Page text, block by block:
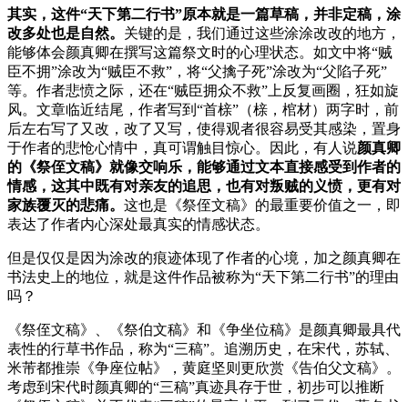
其实，这件“天下第二行书”原本就是一篇草稿，并非定稿，涂
改多处也是自然。 关键的是，我们通过这些涂涂改改的地方，
能够体会颜真卿在撰写这篇祭文时的心理状态。如文中将“贼
臣不拥”涂改为“贼臣不救”，将“父擒子死”涂改为“父陷子死”
等。作者悲愤之际，还在“贼臣拥众不救”上反复画圈，狂如旋
风。文章临近结尾，作者写到“首榇”（榇，棺材）两字时，前
后左右写了又改，改了又写，使得观者很容易受其感染，置身
于作者的悲怆心情中，真可谓触目惊心。因此，有人说颜真卿
的《祭侄文稿》就像交响乐，能够通过文本直接感受到作者的
情感，这其中既有对亲友的追思，也有对叛贼的义愤，更有对
家族覆灭的悲痛。 这也是《祭侄文稿》的最重要价值之一，即
表达了作者内心深处最真实的情感状态。
但是仅仅是因为涂改的痕迹体现了作者的心境，加之颜真卿在
书法史上的地位，就是这件作品被称为“天下第二行书”的理由
吗？
《祭侄文稿》、《祭伯文稿》和《争坐位稿》是颜真卿最具代
表性的行草书作品，称为“三稿”。追溯历史，在宋代，苏轼、
米芾都推崇《争座位帖》，黄庭坚则更欣赏《告伯父文稿》。
考虑到宋代时颜真卿的“三稿”真迹具存于世，初步可以推断